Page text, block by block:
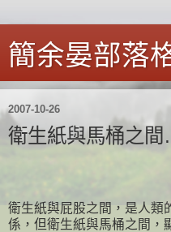
簡余晏部落
2007-10-26
衛生紙與馬桶之
衛生紙與屁股之間，是人類
係，但衛生紙與馬桶之間，